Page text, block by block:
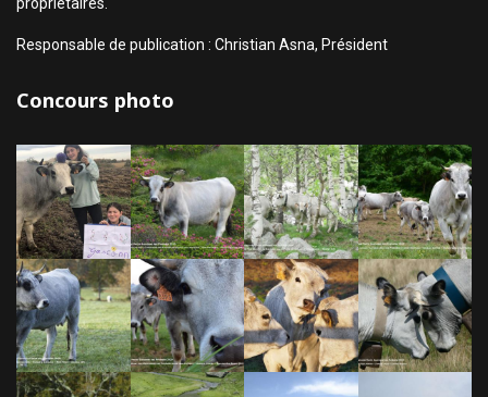
Responsable de publication : Christian Asna, Président
Concours photo